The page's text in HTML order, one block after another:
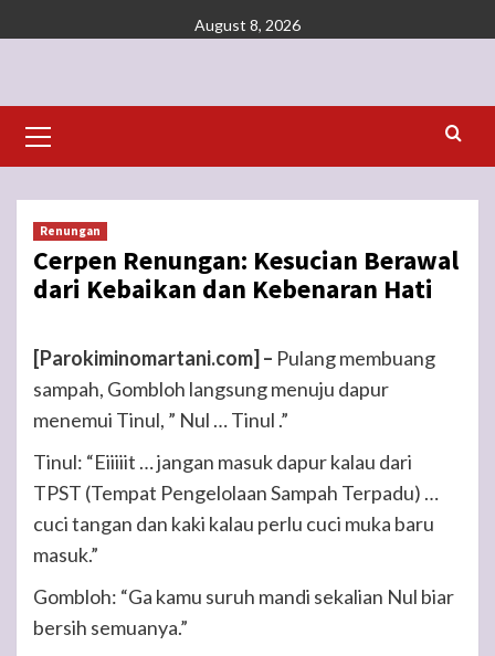
to
August 8, 2026
Menu
Renungan
Cerpen Renungan: Kesucian Berawal
dari Kebaikan dan Kebenaran Hati
[Parokiminomartani.com] – Pulang membuang
sampah, Gombloh langsung menuju dapur
menemui Tinul, ” Nul … Tinul .”
Tinul: “Eiiiiit … jangan masuk dapur kalau dari
TPST (Tempat Pengelolaan Sampah Terpadu) …
cuci tangan dan kaki kalau perlu cuci muka baru
masuk.”
Gombloh: “Ga kamu suruh mandi sekalian Nul biar
bersih semuanya.”